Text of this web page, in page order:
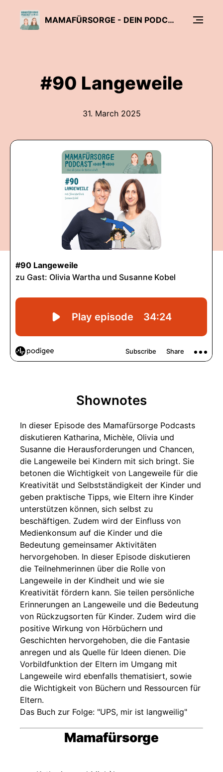
MAMAFÜRSORGE - DEIN PODCAST FÜR ALLE SEITEN DER MUTTERSCHAFT
#90 Langeweile
31. March 2025
Shownotes
In dieser Episode des Mamafürsorge Podcasts
diskutieren Katharina, Michèle, Olivia und
Susanne die Herausforderungen und Chancen,
die Langeweile bei Kindern mit sich bringt. Sie
betonen die Wichtigkeit von Langeweile für die
Kreativität und Selbstständigkeit der Kinder und
geben praktische Tipps, wie Eltern ihre Kinder
unterstützen können, sich selbst zu
beschäftigen. Zudem wird der Einfluss von
Medienkonsum auf die Kinder und die
Bedeutung gemeinsamer Aktivitäten
hervorgehoben. In dieser Episode diskutieren
die Teilnehmerinnen über die Rolle von
Langeweile in der Kindheit und wie sie
Kreativität fördern kann. Sie teilen persönliche
Erinnerungen an Langeweile und die Bedeutung
von Rückzugsorten für Kinder. Zudem wird die
positive Wirkung von Hörbüchern und
Geschichten hervorgehoben, die die Fantasie
anregen und als Quelle für Ideen dienen. Die
Vorbildfunktion der Eltern im Umgang mit
Langeweile wird ebenfalls thematisiert, sowie
die Wichtigkeit von Büchern und Ressourcen für
Eltern.
Das Buch zur Folge: "UPS, mir ist langweilig"
Mamafürsorge